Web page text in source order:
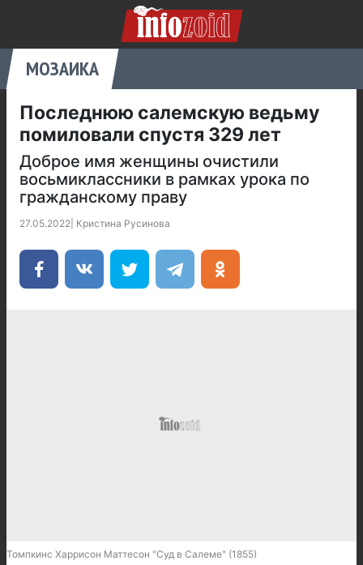
МОЗАИКА
Последнюю салемскую ведьму
помиловали спустя 329 лет
Доброе имя женщины очистили
восьмиклассники в рамках урока по
гражданскому праву
27.05.2022 Кристина Русинова
Томпкинс Харрисон Маттесон "Суд в Салеме" (1855)